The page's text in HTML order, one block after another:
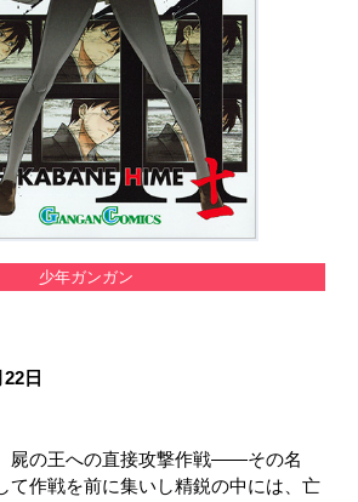
少年ガンガン
日
屍の王への直接攻撃作戦――その名
て作戦を前に集いし精鋭の中には、亡